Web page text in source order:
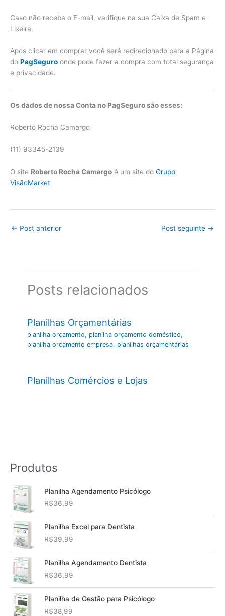
Caso não receba o E-mail, verifique na sua Caixa de Spam e
Lixeira.
Após clicar em comprar você será redirecionado para a Página
do PagSeguro onde pode fazer a compra com total segurança
e privacidade.
Os dados de nossa Conta no PagSeguro são esses:
Roberto Rocha Camargo
(11) 93345-2139
O site Roberto Rocha Camargo é um site do Grupo
VisãoMarket
← Post anterior Post seguinte →
Posts relacionados
Planilhas Orçamentárias
planilha orçamento, planilha orçamento doméstico,
planilha orçamento empresa, planilhas orçamentárias
Planilhas Comércios e Lojas
Produtos
Planilha Agendamento Psicólogo
R$36,99
Planilha Excel para Dentista
R$39,99
Planilha Agendamento Dentista
R$36,99
Planilha de Gestão para Psicólogo
R$38,99